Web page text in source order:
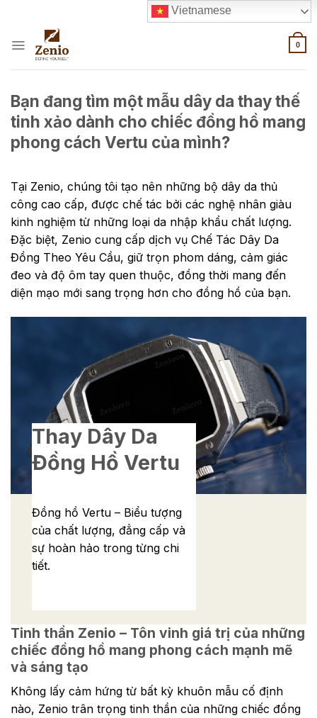
content
0
Bạn đang tìm một mẫu dây da thay thế
tinh xảo dành cho chiếc đồng hồ mang
phong cách Vertu của mình?
Tại Zenio, chúng tôi tạo nên những bộ dây da thủ
công cao cấp, được chế tác bởi các nghệ nhân giàu
kinh nghiệm từ những loại da nhập khẩu chất lượng.
Đặc biệt, Zenio cung cấp dịch vụ Chế Tác Dây Da
Đồng Theo Yêu Cầu, giữ trọn phom dáng, cảm giác
đeo và độ ôm tay quen thuộc, đồng thời mang đến
diện mạo mới sang trọng hơn cho đồng hồ của bạn.
Thay Dây Da
Đồng Hồ Vertu
Đồng hồ Vertu – Biểu tượng
của chất lượng, đẳng cấp và
sự hoàn hảo trong từng chi
tiết.
Tinh thần Zenio – Tôn vinh giá trị của những
chiếc đồng hồ mang phong cách mạnh mẽ
và sáng tạo
Không lấy cảm hứng từ bất kỳ khuôn mẫu cố định
nào, Zenio trân trọng tinh thần của những chiếc đồng
Vietnamese